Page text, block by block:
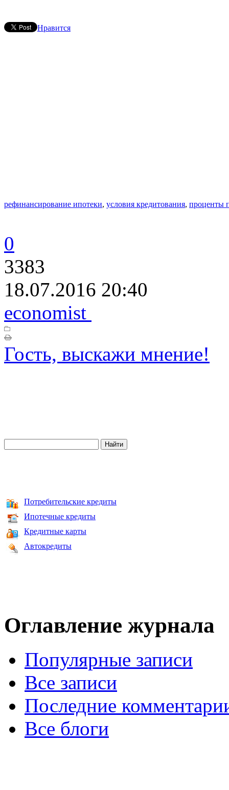
Нравится
рефинансирование ипотеки, условия кредитования, проценты
0
3383
18.07.2016 20:40
economist
Гость, выскажи мнение!
Потребительские кредиты
Ипотечные кредиты
Кредитные карты
Автокредиты
Оглавление журнала
Популярные записи
Все записи
Последние
Все блоги